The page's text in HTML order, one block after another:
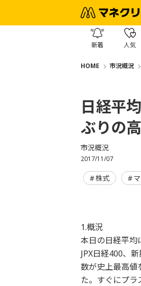
新着 人気
HOME 市況概況
日経平
ぶりの
市況概況
2017/11/07
株式
1.概況
本日の日経平均
JPX日経400、
数が史上最高値
た。すぐにプ